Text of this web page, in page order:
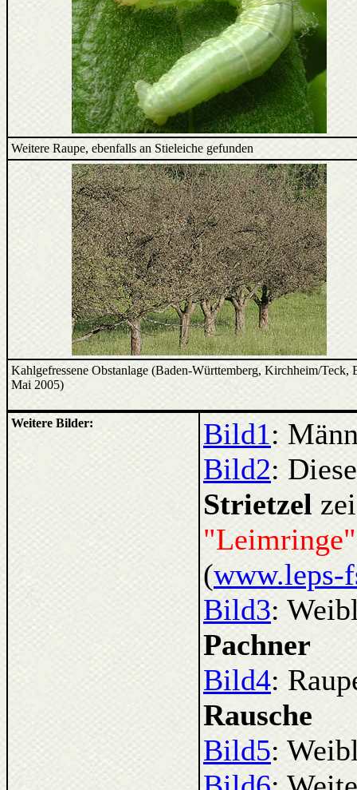
Weitere Raupe, ebenfalls an Stieleiche gefunden
Kahlgefressene Obstanlage (Baden-Württemberg, Kirchheim/Teck,
Mai 2005)
Weitere Bilder: Bild1:
Bild2:
Strietzel
"Leimringe"
(www.leps-
Bild3:
Pachner
Bild4:
Rausche
Bild5: